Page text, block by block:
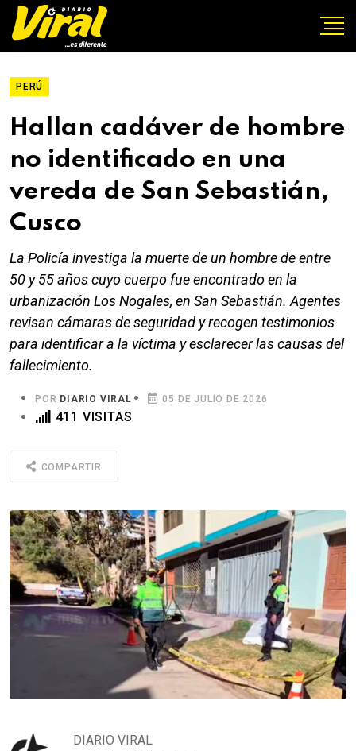
PERÚ
Hallan cadáver de hombre
no identificado en una
vereda de San Sebastián,
Cusco
La Policía investiga la muerte de un hombre de entre
50 y 55 años cuyo cuerpo fue encontrado en la
urbanización Los Nogales, en San Sebastián. Agentes
revisan cámaras de seguridad y recogen testimonios
para identificar a la víctima y esclarecer las causas del
fallecimiento.
POR DIARIO VIRAL 05 DE JULIO DE 2026
411 VISITAS
COMPARTIR
DIARIO VIRAL